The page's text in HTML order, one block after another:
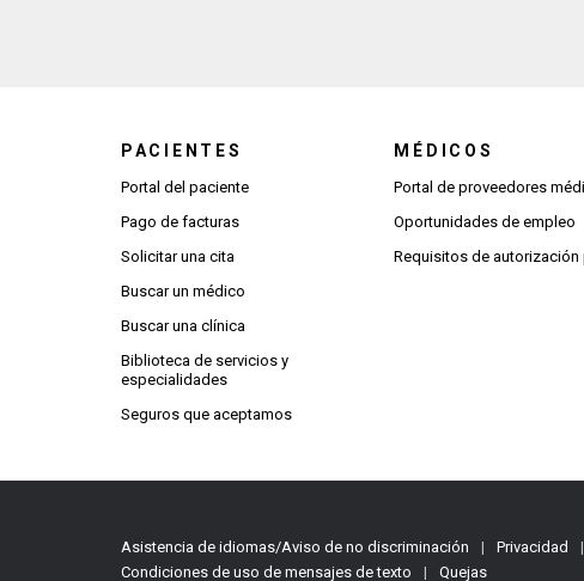
PACIENTES
Portal del paciente
Pago de facturas
Solicitar una cita
Buscar un médico
Buscar una clínica
Biblioteca de servicios y
especialidades
Seguros que aceptamos
MÉDICOS
Portal de proveedores
Oportunidades de empleo
Requisitos de autorización
Asistencia de idiomas/Aviso de no discriminación | Privacidad |
Condiciones de uso de mensajes de texto
| Quejas